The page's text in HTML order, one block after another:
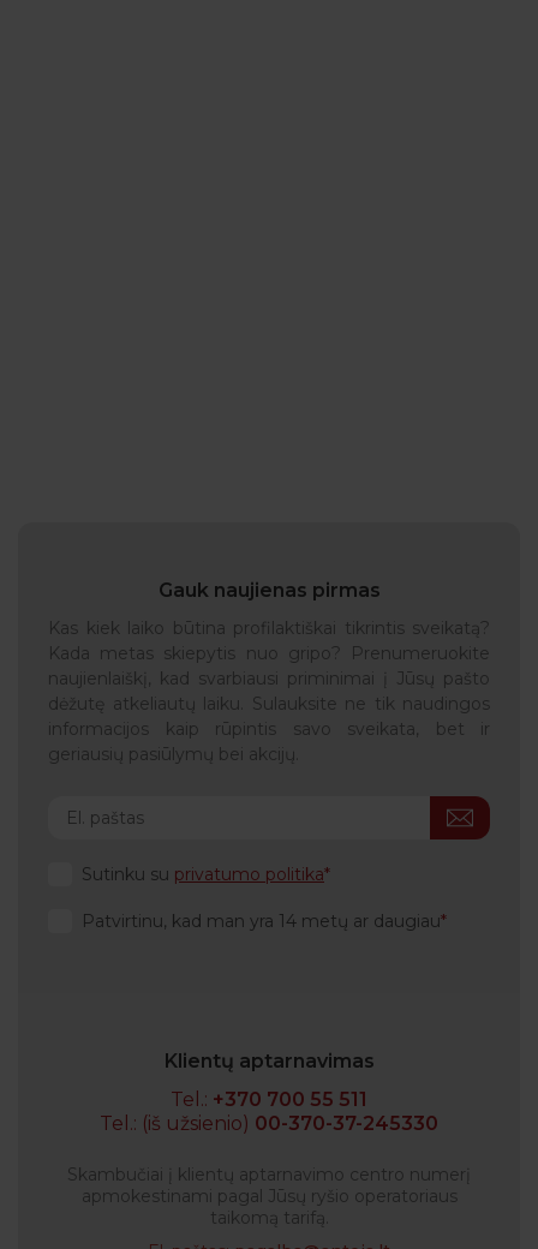
Gauk naujienas pirmas
Kas kiek laiko būtina profilaktiškai tikrintis sveikatą?
Kada metas skiepytis nuo gripo? Prenumeruokite
naujienlaiškį, kad svarbiausi priminimai į Jūsų pašto
dėžutę atkeliautų laiku. Sulauksite ne tik naudingos
informacijos kaip rūpintis savo sveikata, bet ir
geriausių pasiūlymų bei akcijų.
Sutinku su privatumo politika
Patvirtinu, kad man yra 14 metų ar daugiau
Klientų aptarnavimas
Tel.: +370 700 55 511
Tel.: (iš užsienio) 00-370-37-245330
Skambučiai į klientų aptarnavimo centro numerį
apmokestinami pagal Jūsų ryšio operatoriaus
taikomą tarifą.